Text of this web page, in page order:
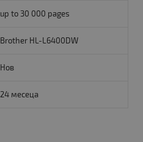
up to 30 000 pages
Brother HL-L6400DW
Нов
24 месеца